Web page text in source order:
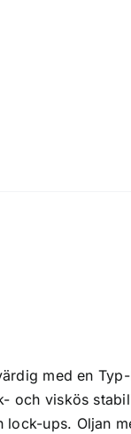
med en
och viskös
ups. Oljan